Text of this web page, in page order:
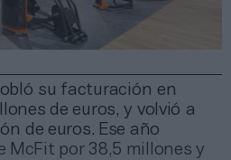
su facturación en
de euros, y volvió a
de euros. Ese año
McFit por 38,5 millones y